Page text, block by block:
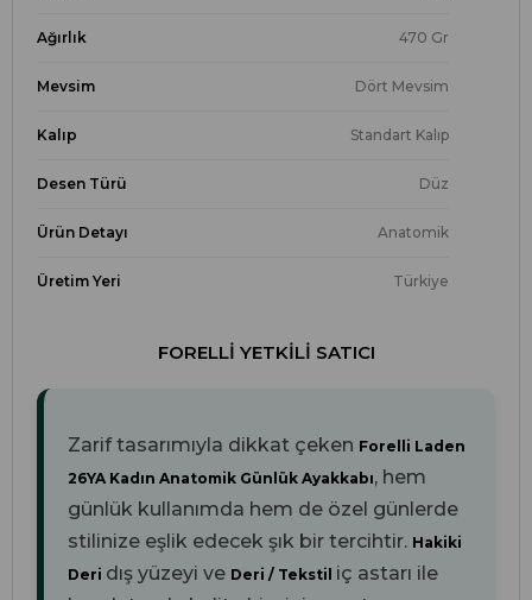
Ağırlık 470 Gr
Mevsim Dört Mevsim
Kalıp Standart Kalıp
Desen Türü Düz
Ürün Detayı Anatomik
Üretim Yeri Türkiye
FORELLI YETKILI SATICI
Zarif tasarımıyla dikkat çeken Forelli Laden
26YA Kadın Anatomik Günlük Ayakkabı, hem
günlük kullanımda hem de özel günlerde
stilinize eşlik edecek şık bir tercihtir. Hakiki
Deri dış yüzeyi ve Deri / Tekstil iç astarı ile